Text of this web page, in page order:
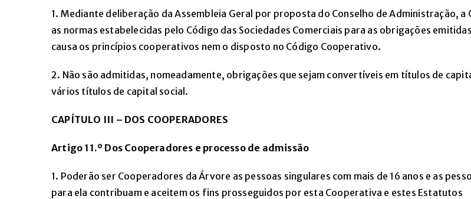
1. Mediante deliberação da Assembleia Geral por proposta do Conselho de Administração,
as normas estabelecidas pelo Código das Sociedades Comerciais para as obrigações
causa os princípios cooperativos nem o disposto no Código Cooperativo.
2. Não são admitidas, nomeadamente, obrigações que sejam convertíveis em títulos de
vários títulos de capital social.
CAPÍTULO III – DOS COOPERADORES
Artigo 11.º Dos Cooperadores e processo de admissão
1. Poderão ser Cooperadores da Árvore as pessoas singulares com mais de 16 anos e as
para ela contribuam e aceitem os fins prosseguidos por esta Cooperativa e estes Estatutos